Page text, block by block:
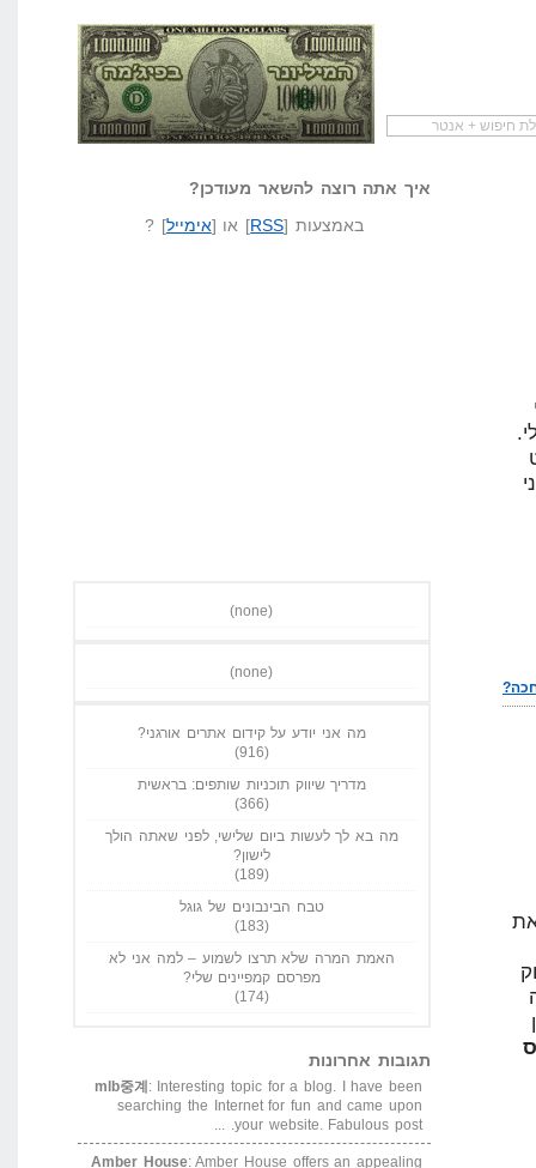
שאל שאלה המיליונר בפיג'מה שיווק שותפיםאיך אתה רוצה להשאר מעודכן?
באמצעות [RSS] או [אימייל] ?
מה אני יודע על קידום אתרים אורגני?
מדריך שיווק תוכניות שותפים: בראשית
מה בא לך לעשות ביום שלישי, לפני שאתה הולך
לישון?
טבח הבינבונים של גוגל
האמת המרה שלא תרצו לשמוע – למה אני לא
מפרסם קמפיינים שלי?
תגובות אחרונות
mlb중계: Interesting topic for a blog. I have been
searching the Internet for fun and came upon
your website. Fabulous post. ...
Amber House: Amber House offers an appealing